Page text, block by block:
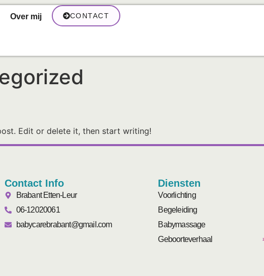
Over mij CONTACT
Edit or delete it, then start writing!
Contact Info
Brabant Etten-Leur
06-12020061
babycarebrabant@gmail.com
Diensten
Voorlichting
Begeleiding
Babymassage
Geboorteverhaal